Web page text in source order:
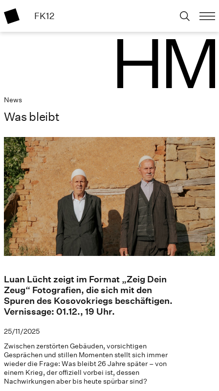
FK12
News
Was bleibt
Luan Lücht zeigt im Format „Zeig Dein
Zeug“ Fotografien, die sich mit den
Spuren des Kosovokriegs beschäftigen.
Vernissage: 01.12., 19 Uhr.
25/11/2025
Zwischen zerstörten Gebäuden, vorsichtigen
Gesprächen und stillen Momenten stellt sich immer
wieder die Frage: Was bleibt 26 Jahre später – von
einem Krieg, der offiziell vorbei ist, dessen
Nachwirkungen aber bis heute spürbar sind?